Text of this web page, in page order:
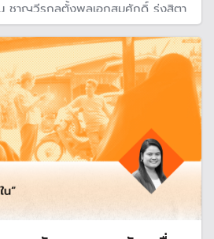
มั่นคงแห่งชาติ (สมช.) เป็นหัวหน้าคณะ